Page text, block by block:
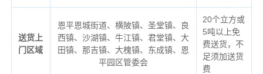
送货上
门区域
恩平恩城街道、横陂镇、圣堂镇、良
西镇、沙湖镇、牛江镇、君堂镇、大
田镇、那吉镇、大槐镇、东成镇、恩
平园区管委会
20个立方或
5吨以上免
费送货，不
足须加送货
费